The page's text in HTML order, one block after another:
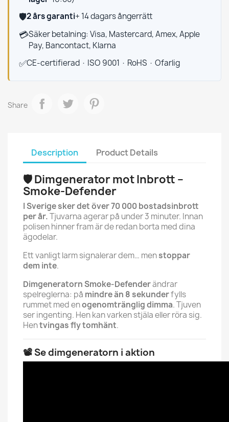
🛡️2 års garanti+ 14 dagars ångerrätt
💳Säker betalning: Visa, Mastercard, Amex, Apple
Pay, Bancontact, Klarna
✅CE-certifierad · ISO 9001 · RoHS · Ofarlig
Share
Description Product Details
🛡️ Dimgenerator mot Inbrott –
Smoke-Defender
I Sverige sker det över 70 000 bostadsinbrott
per år.Tjuvarna agerar på under 3 minuter. Innan
polisen hinner fram är de redan borta med dina
ägodelar.
Ett vanligt larm signalerar dem… menstoppar
dem inte.
Dimgeneratorn Smoke-Defenderändrar
spelreglerna: på mindre än 8 sekunderfylls
rummet med enogenomtränglig dimma. Tjuven
ser ingenting. Hen kan varken stjäla eller röra sig.
Hentvingas fly tomhänt.
📽️ Se dimgeneratorn i aktion